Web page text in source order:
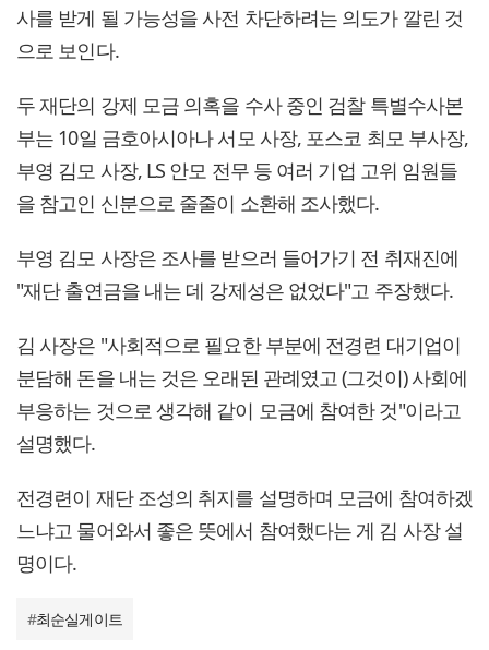
사를 받게 될 가능성을 사전 차단하려는 의도가 깔린 것
으로 보인다.
두 재단의 강제 모금 의혹을 수사 중인 검찰 특별수사본
부는 10일 금호아시아나 서모 사장, 포스코 최모 부사장,
부영 김모 사장, LS 안모 전무 등 여러 기업 고위 임원들
을 참고인 신분으로 줄줄이 소환해 조사했다.
부영 김모 사장은 조사를 받으러 들어가기 전 취재진에
"재단 출연금을 내는 데 강제성은 없었다"고 주장했다.
김 사장은 "사회적으로 필요한 부분에 전경련 대기업이
분담해 돈을 내는 것은 오래된 관례였고 (그것이) 사회에
부응하는 것으로 생각해 같이 모금에 참여한 것"이라고
설명했다.
전경련이 재단 조성의 취지를 설명하며 모금에 참여하겠
느냐고 물어와서 좋은 뜻에서 참여했다는 게 김 사장 설
명이다.
#최순실게이트